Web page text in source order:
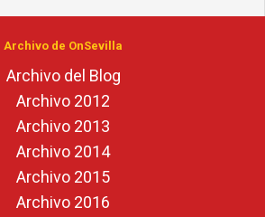
Archivo de OnSevilla
Archivo del Blog
Archivo 2012
Archivo 2013
Archivo 2014
Archivo 2015
Archivo 2016